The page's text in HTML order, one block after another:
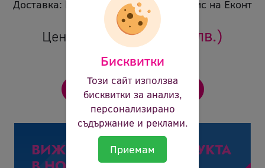
Доставка: Безплатна доставка до офис на Еконт
Цена: 35.64 €(69.71 лв.)
Бисквитки
Този сайт използва
бисквитки за анализ,
персонализирано
съдържание и реклами.
Приемам